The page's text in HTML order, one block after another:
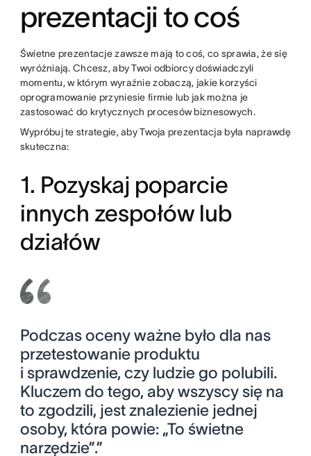
prezentacji to coś
Świetne prezentacje zawsze mają to coś, co sprawia, że się
wyróżniają. Chcesz, aby Twoi odbiorcy doświadczyli
momentu, w którym wyraźnie zobaczą, jakie korzyści
oprogramowanie przyniesie firmie lub jak można je
zastosować do krytycznych procesów biznesowych.
Wypróbuj te strategie, aby Twoja prezentacja była naprawdę
skuteczna:
1. Pozyskaj poparcie
innych zespołów lub
działów
Podczas oceny ważne było dla nas
przetestowanie produktu
i sprawdzenie, czy ludzie go polubili.
Kluczem do tego, aby wszyscy się na
to zgodzili, jest znalezienie jednej
osoby, która powie: „To świetne
narzędzie”.”